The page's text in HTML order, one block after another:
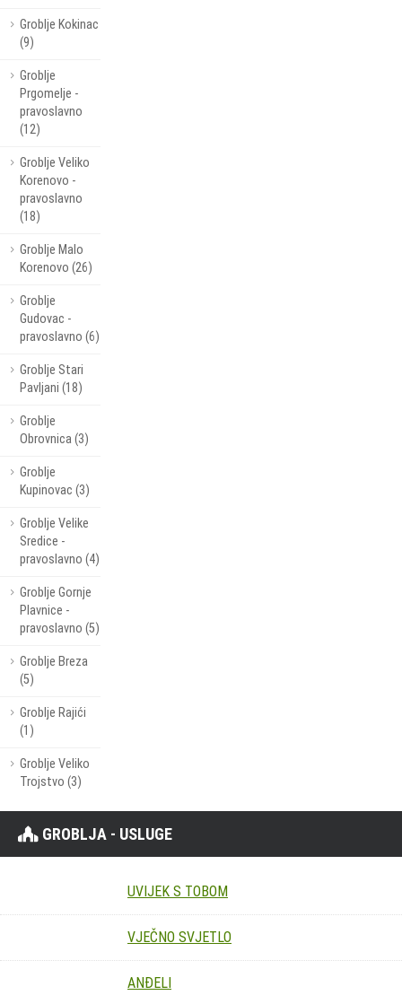
Groblje Kokinac
(9)
Groblje
Prgomelje -
pravoslavno
(12)
Groblje Veliko
Korenovo -
pravoslavno
(18)
Groblje Malo
Korenovo (26)
Groblje
Gudovac -
pravoslavno (6)
Groblje Stari
Pavljani (18)
Groblje
Obrovnica (3)
Groblje
Kupinovac (3)
Groblje Velike
Sredice -
pravoslavno (4)
Groblje Gornje
Plavnice -
pravoslavno (5)
Groblje Breza
(5)
Groblje Rajići
(1)
Groblje Veliko
Trojstvo (3)
GROBLJA - USLUGE
UVIJEK S TOBOM
VJEČNO SVJETLO
ANĐELI